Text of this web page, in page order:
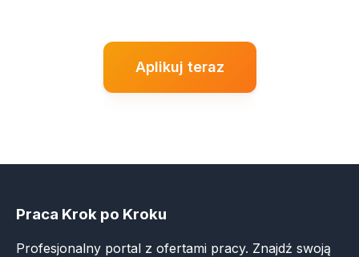
Aplikuj teraz
Praca Krok po Kroku
Profesjonalny portal z ofertami pracy. Znajdź swoją